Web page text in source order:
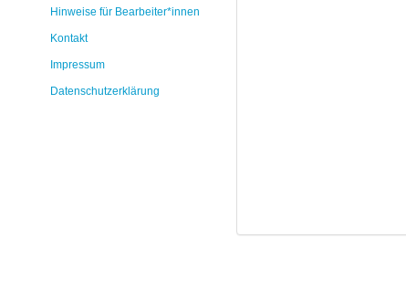
Hinweise für Bearbeiter*innen
Kontakt
Impressum
Datenschutzerklärung